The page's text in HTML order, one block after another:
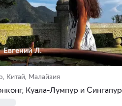
Евгений Л.
Китай, Малайзия
Куала-Лумпур и Сингапур